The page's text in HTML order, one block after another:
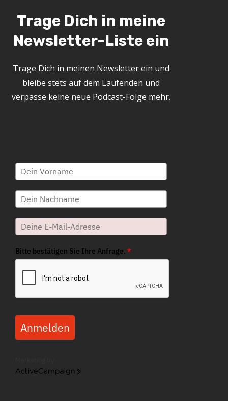
Trage Dich in meine
Newsletter-Liste ein
Trage Dich in meinen Newsletter ein und
bleibe stets auf dem Laufenden und
verpasse keine neue Podcast-Folge mehr.
Bitte bestätigen Sie Ihre Anfrage. *
Anmelden
ActiveCampaign